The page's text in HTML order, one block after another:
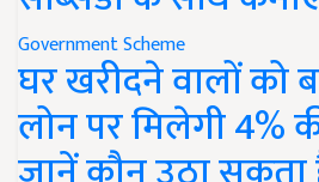
Government Scheme
घर खरीदने वालों को
लोन पर मिलेगी 4%